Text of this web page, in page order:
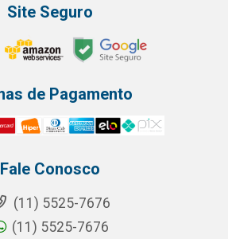
Site Seguro
de Pagamento
Fale Conosco
(11) 5525-7676
(11) 5525-7676